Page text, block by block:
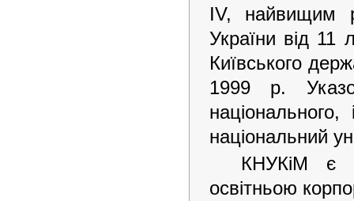
IV, найвищим
України від
Київського
1999 р.
національний
КНУКіМ є
освітньою